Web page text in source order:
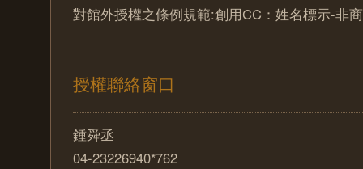
對館外授權之條例規範:創用CC：姓名標示-非
授權聯絡窗口
鍾舜丞
04-23226940*762